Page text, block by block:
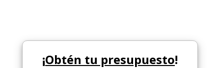
¡Obtén tu presupuesto!